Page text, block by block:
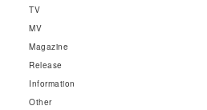
TV
MV
Magazine
Release
Information
Other